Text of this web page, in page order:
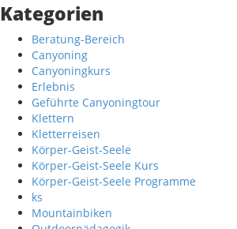
Kategorien
Beratung-Bereich
Canyoning
Canyoningkurs
Erlebnis
Geführte Canyoningtour
Klettern
Kletterreisen
Körper-Geist-Seele
Körper-Geist-Seele Kurs
Körper-Geist-Seele Programme
ks
Mountainbiken